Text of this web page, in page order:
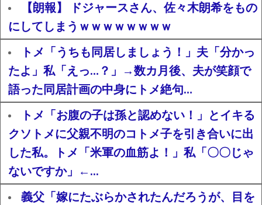
【朗報】 ドジャースさん、佐々木朗希をもの
にしてしまうｗｗｗｗｗｗｗｗ
トメ「うちも同居しましょう！」夫「分かっ
たよ」私「えっ…？」→数カ月後、夫が笑顔で
語った同居計画の中身にトメ絶句…
トメ「お腹の子は孫と認めない！」とイキる
クソトメに父親不明のコトメ子を引き合いに出
した私。トメ「米軍の血筋よ！」私「〇〇じゃ
ないですか」←...
義父「嫁にたぶらかされたんだろうが、目を